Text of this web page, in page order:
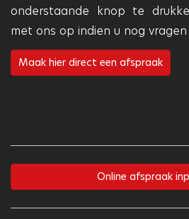
onderstaande knop te
met ons op indien u nog
Maak hier direct een afspraak
Online afspraak